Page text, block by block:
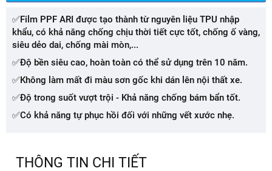
✅Film PPF ARI được tạo thành từ nguyên liệu TPU nhập
khẩu, có khả năng chống chịu thời tiết cực tốt, chống ố vàng,
siêu dẻo dai, chống mài mòn,...
✅Độ bền siêu cao, hoàn toàn có thể sử dụng trên 10 năm.
✅Không làm mất đi màu sơn gốc khi dán lên nội thất xe.
✅Độ trong suốt vượt trội - Khả năng chống bám bẩn tốt.
✅Có khả năng tự phục hồi đối với những vết xước nhẹ.
THÔNG TIN CHI TIẾT